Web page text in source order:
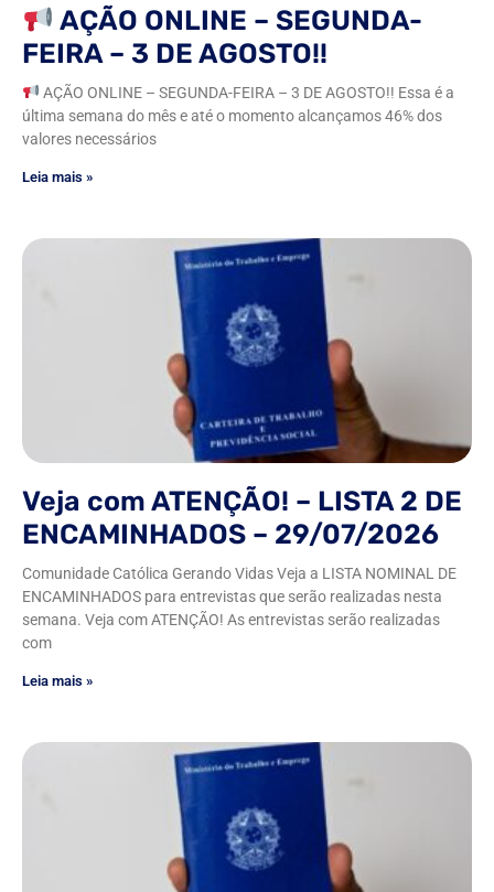
AÇÃO ONLINE – SEGUNDA-
FEIRA – 3 DE AGOSTO!!
AÇÃO ONLINE – SEGUNDA-FEIRA – 3 DE AGOSTO!! Essa é a
última semana do mês e até o momento alcançamos 46% dos
valores necessários
Leia mais »
Veja com ATENÇÃO! – LISTA 2 DE
ENCAMINHADOS – 29/07/2026
Comunidade Católica Gerando Vidas Veja a LISTA NOMINAL DE
ENCAMINHADOS para entrevistas que serão realizadas nesta
semana. Veja com ATENÇÃO! As entrevistas serão realizadas
com
Leia mais »